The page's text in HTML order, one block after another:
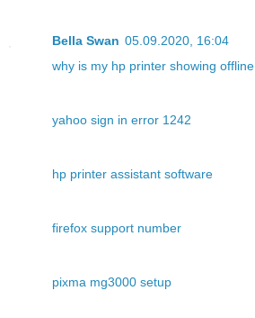
Bella Swan 05.09.2020, 16:04
why is my hp printer showing offline
yahoo sign in error 1242
hp printer assistant software
firefox support number
pixma mg3000 setup